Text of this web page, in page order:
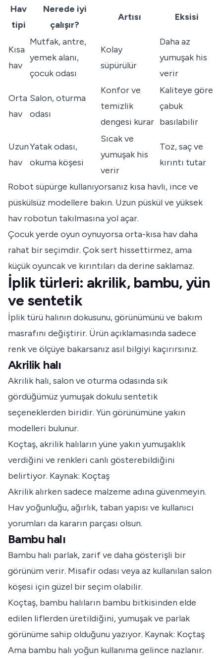
Hav
tipi
Nerede iyi
çalışır?
Artısı Eksisi
Kısa
hav
Mutfak, antre,
yemek alanı,
çocuk odası
Kolay
süpürülür
Daha az
yumuşak his
verir
Orta
hav
Salon, oturma
odası
Konfor ve
temizlik
dengesi kurar
Kaliteye göre
çabuk
basılabilir
Uzun
hav
Yatak odası,
okuma köşesi
Sıcak ve
yumuşak his
verir
Toz, saç ve
kırıntı tutar
Robot süpürge kullanıyorsanız kısa havlı, ince ve
püskülsüz modellere bakın. Uzun püskül ve yüksek
hav robotun takılmasına yol açar.
Çocuk yerde oyun oynuyorsa orta-kısa hav daha
rahat bir seçimdir. Çok sert hissettirmez, ama
küçük oyuncak ve kırıntıları da derine saklamaz.
İplik türleri: akrilik, bambu, yün
ve sentetik
İplik türü halının dokusunu, görünümünü ve bakım
masrafını değiştirir. Ürün açıklamasında sadece
renk ve ölçüye bakarsanız asıl bilgiyi kaçırırsınız.
Akrilik halı
Akrilik halı, salon ve oturma odasında sık
gördüğümüz yumuşak dokulu sentetik
seçeneklerden biridir. Yün görünümüne yakın
modelleri bulunur.
Koçtaş, akrilik halıların yüne yakın yumuşaklık
verdiğini ve renkleri canlı gösterebildiğini
belirtiyor. Kaynak: Koçtaş
Akrilik alırken sadece malzeme adına güvenmeyin.
Hav yoğunluğu, ağırlık, taban yapısı ve kullanıcı
yorumları da kararın parçası olsun.
Bambu halı
Bambu halı parlak, zarif ve daha gösterişli bir
görünüm verir. Misafir odası veya az kullanılan salon
köşesi için güzel bir seçim olabilir.
Koçtaş, bambu halıların bambu bitkisinden elde
edilen liflerden üretildiğini, yumuşak ve parlak
görünüme sahip olduğunu yazıyor. Kaynak: Koçtaş
Ama bambu halı yoğun kullanıma gelince nazlanır.